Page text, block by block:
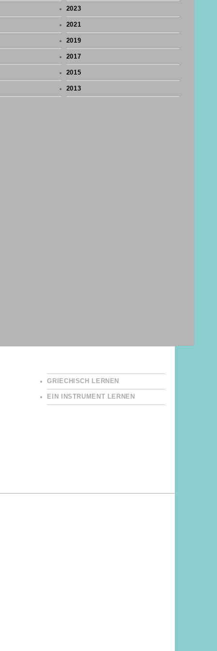
2023
2021
2019
2017
2015
2013
GRIECHISCH LERNEN
EIN INSTRUMENT LERNEN